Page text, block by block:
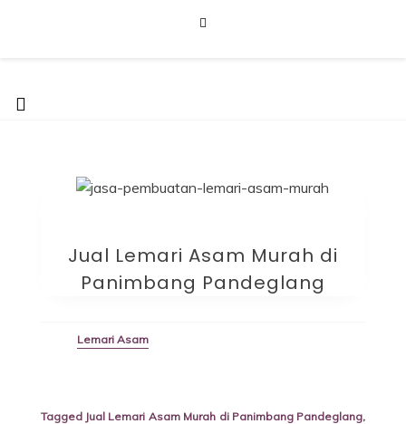
Dapatkan Produk dengan Harga Terbaik Hubungi 0812-8016-
Jual Lemari Asam Murah di
Panimbang Pandeglang
Lemari Asam
Tagged Jual Lemari Asam Murah di Panimbang Pandeglang,